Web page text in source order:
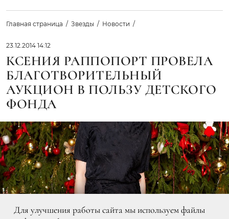
Главная страница Звезды Новости
23.12.2014 14:12
КСЕНИЯ РАППОПОРТ ПРОВЕЛА
БЛАГОТВОРИТЕЛЬНЫЙ
АУКЦИОН В ПОЛЬЗУ ДЕТСКОГО
ФОНДА
Для улучшения работы сайта мы используем файлы